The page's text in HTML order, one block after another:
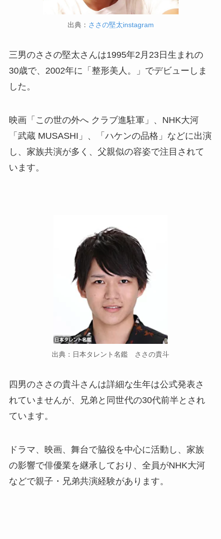
出典： ささの堅太instagram
三男のささの堅太さんは1995年2月23日生まれの
30歳で、2002年に「整形美人。」でデビューしま
した。
映画「この世の外へ クラブ進駐軍」、NHK大河
「武蔵 MUSASHI」、「ハケンの品格」などに出演
し、家族共演が多く、父親似の容姿で注目されて
います。
出典：日本タレント名鑑 ささの貴斗
四男のささの貴斗さんは詳細な生年は公式発表さ
れていませんが、兄弟と同世代の30代前半とされ
ています。
ドラマ、映画、舞台で脇役を中心に活動し、家族
の影響で俳優業を継承しており、全員がNHK大河
などで親子・兄弟共演経験があります。